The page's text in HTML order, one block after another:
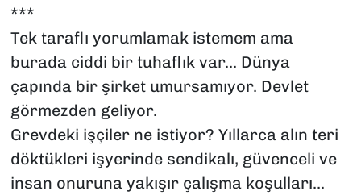
***
Tek taraflı yorumlamak istemem ama
burada ciddi bir tuhaflık var... Dünya
çapında bir şirket umursamıyor. Devlet
görmezden geliyor.
Grevdeki işçiler ne istiyor? Yıllarca alın teri
döktükleri işyerinde sendikalı, güvenceli ve
insan onuruna yakışır çalışma koşulları...